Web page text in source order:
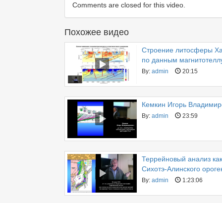
Comments are closed for this video.
Похожее видео
Строение литосферы
по данным
By: admin 20:15
Кемкин Игорь
By: admin 23:59
Террейновый анализ
Сихотэ-Алинского
By: admin 1:23:06